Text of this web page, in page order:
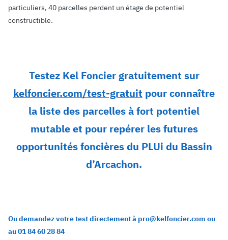
particuliers, 40 parcelles perdent un étage de potentiel
constructible.
Testez Kel Foncier gratuitement sur
kelfoncier.com/test-gratuit pour connaître
la liste des parcelles à fort potentiel
mutable et pour repérer les futures
opportunités foncières du PLUi du Bassin
d’Arcachon.
Ou demandez votre test directement à pro@kelfoncier.com ou
au 01 84 60 28 84